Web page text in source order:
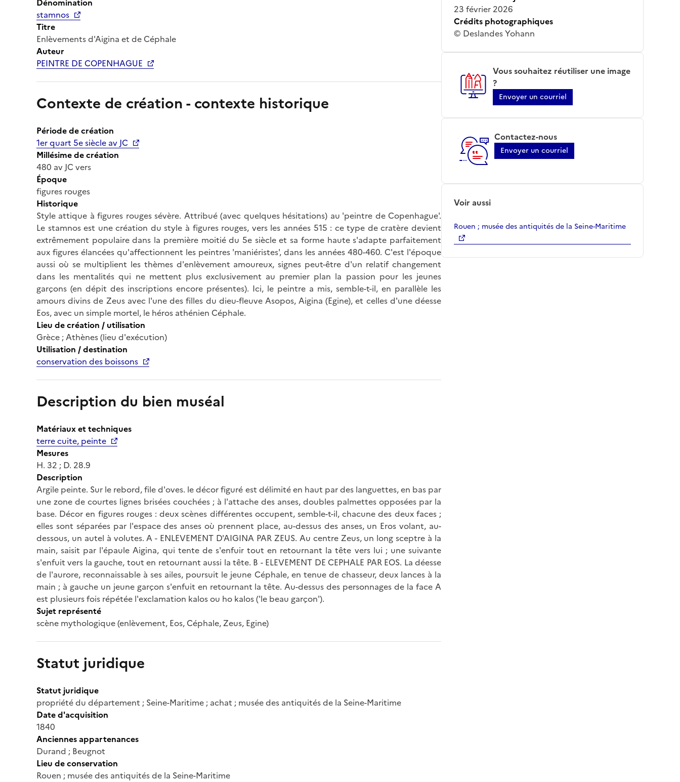
stamnos
Titre
Enlèvements d'Aigina et de Céphale
Auteur
PEINTRE DE COPENHAGUE
Contexte de création - contexte historique
Période de création
1er quart 5e siècle av JC
Millésime de création
480 av JC vers
Époque
figures rouges
Historique
Style attique à figures rouges sévère. Attribué (avec quelques hésitations) au 'peintre de Copenhague'.
Le stamnos est une création du style à figures rouges, vers les années 515 : ce type de cratère devient
extrêmement populaire dans la première moitié du 5e siècle et sa forme haute s'adapte parfaitement
aux figures élancées qu'affectionnent les peintres 'maniéristes', dans les années 480-460. C'est l'époque
aussi où se multiplient les thèmes d'enlèvement amoureux, signes peut-être d'un relatif changement
dans les mentalités qui ne mettent plus exclusivement au premier plan la passion pour les jeunes
garçons (en dépit des inscriptions encore présentes). Ici, le peintre a mis, semble-t-il, en parallèle les
amours divins de Zeus avec l'une des filles du dieu-fleuve Asopos, Aigina (Egine), et celles d'une déesse
Eos, avec un simple mortel, le héros athénien Céphale.
Lieu de création / utilisation
Grèce ; Athènes (lieu d'exécution)
Utilisation / destination
conservation des boissons
Description du bien muséal
Matériaux et techniques
terre cuite, peinte
Mesures
H. 32 ; D. 28.9
Description
Argile peinte. Sur le rebord, file d'oves. le décor figuré est délimité en haut par des languettes, en bas par
une zone de courtes lignes brisées couchées ; à l'attache des anses, doubles palmettes opposées par la
base. Décor en figures rouges : deux scènes différentes occupent, semble-t-il, chacune des deux faces ;
elles sont séparées par l'espace des anses où prennent place, au-dessus des anses, un Eros volant, au-
dessous, un autel à volutes. A - ENLEVEMENT D'AIGINA PAR ZEUS. Au centre Zeus, un long sceptre à la
main, saisit par l'épaule Aigina, qui tente de s'enfuir tout en retournant la tête vers lui ; une suivante
s'enfuit vers la gauche, tout en retournant aussi la tête. B - ELEVEMENT DE CEPHALE PAR EOS. La déesse
de l'aurore, reconnaissable à ses ailes, poursuit le jeune Céphale, en tenue de chasseur, deux lances à la
main ; à gauche un jeune garçon s'enfuit en retournant la tête. Au-dessus des personnages de la face A
est plusieurs fois répétée l'exclamation kalos ou ho kalos ('le beau garçon').
Sujet représenté
scène mythologique (enlèvement, Eos, Céphale, Zeus, Egine)
Statut juridique
Statut juridique
propriété du département ; Seine-Maritime ; achat ; musée des antiquités de la Seine-Maritime
Date d'acquisition
1840
Anciennes appartenances
Durand ; Beugnot
Lieu de conservation
Rouen ; musée des antiquités de la Seine-Maritime
23 février 2026
Crédits photographiques
© Deslandes Yohann
Vous souhaitez réutiliser une image
?
Envoyer un courriel
Contactez-nous
Envoyer un courriel
Voir aussi
Rouen ; musée des antiquités de la Seine-Maritime